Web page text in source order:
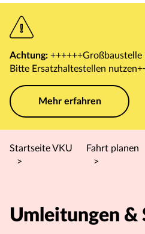
Achtung:
Bitte Ersatzhaltestellen
Mehr erfahren
Startseite VKU
>
Fahrt planen
>
Umleitungen &